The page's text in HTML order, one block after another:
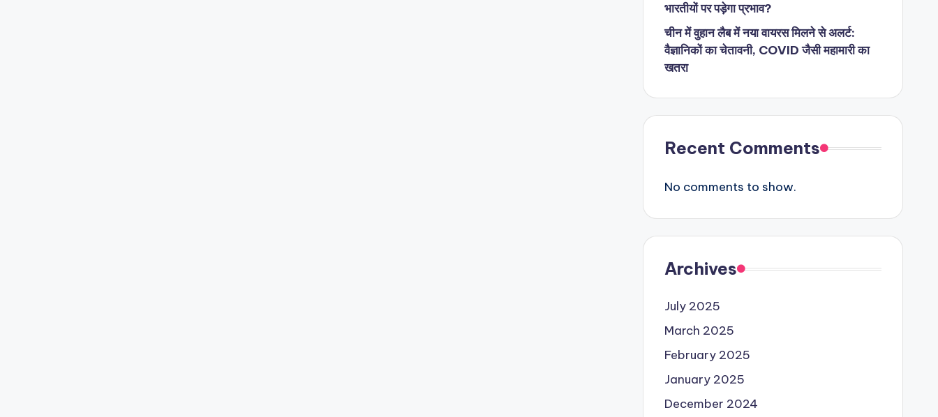
भारतीयों पर पड़ेगा प्रभाव?
चीन में वुहान लैब में नया वायरस मिलने से अलर्ट:
वैज्ञानिकों का चेतावनी, COVID जैसी महामारी का
खतरा
Recent Comments
No comments to show.
Archives
July 2025
March 2025
February 2025
January 2025
December 2024